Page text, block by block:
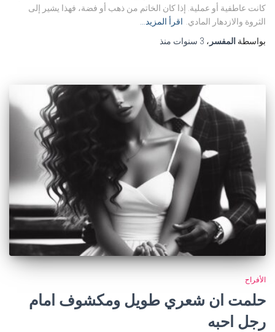
كانت عاطفية أو عملية. إذا كان الخاتم من ذهب أو فضة، فهذا يشير إلى
الثروة والازدهار المادي.
اقرأ المزيد…
بواسطة المفسر ، 3 سنوات منذ
الأفراح
حلمت ان شعري طويل ومكشوف امام
رجل احبه